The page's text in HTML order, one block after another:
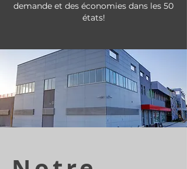
demande et des économies dans les 50
états!